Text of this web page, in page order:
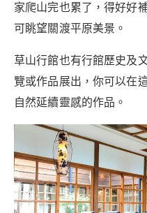
家爬山完也累了，得好好
可眺望關渡平原美景。
草山行館也有行館歷史及
覽或作品展出，你可以在
自然延續靈感的作品。